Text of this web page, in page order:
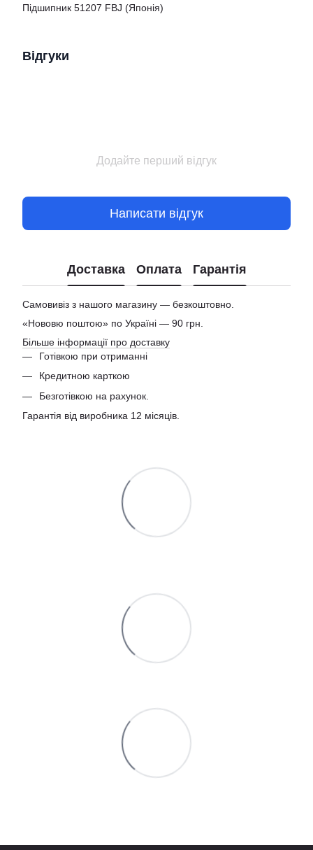
Підшипник 51207 FBJ (Японія)
Відгуки
Додайте перший відгук
Написати відгук
Доставка Оплата Гарантія
Самовивіз з нашого магазину — безкоштовно.
«Нововю поштою» по Україні — 90 грн.
Більше інформації про доставку
Готівкою при отриманні
Кредитною карткою
Безготівкою на рахунок.
Гарантія від виробника 12 місяців.